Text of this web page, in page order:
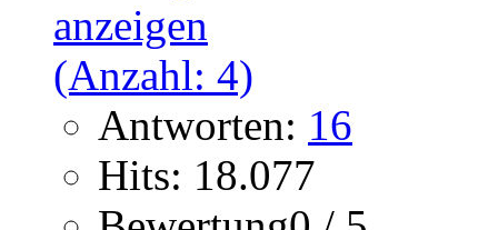
Antworten: 16
Hits: 18.077